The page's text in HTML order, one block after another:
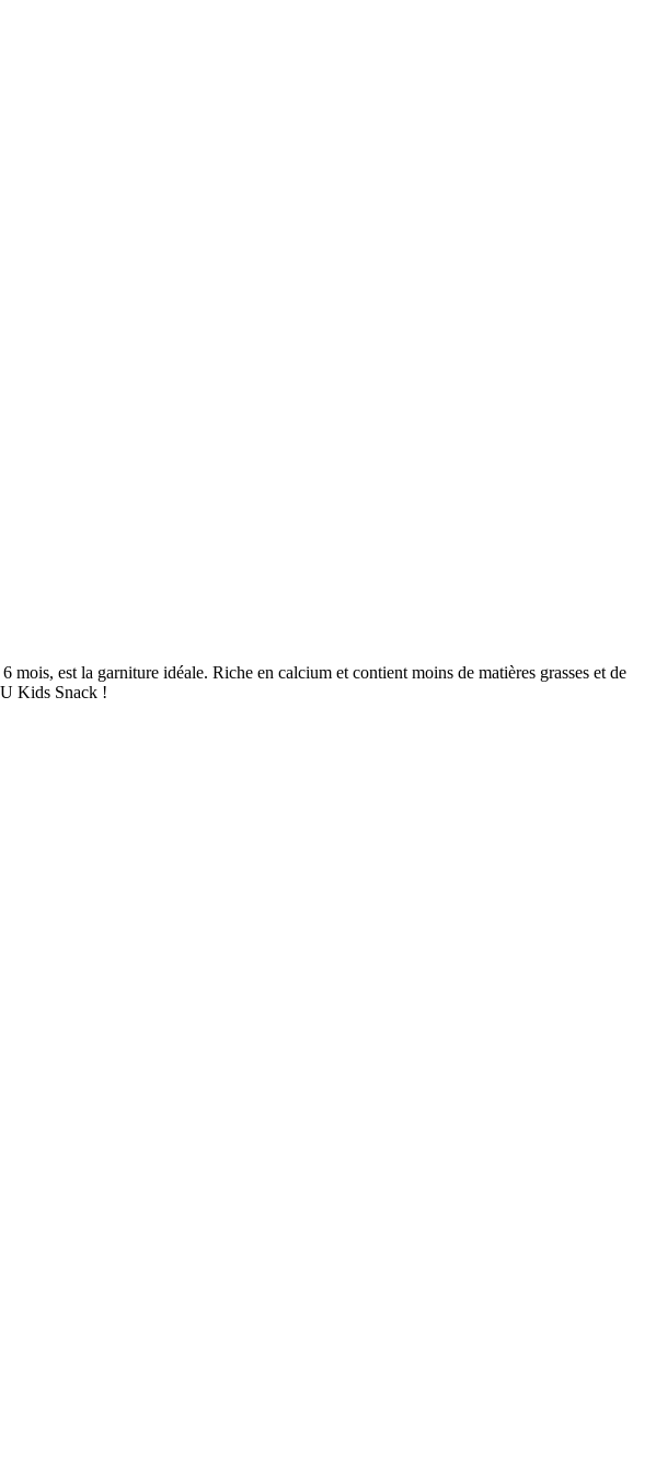
est la garniture idéale. Riche en calcium et contient moins de matières grasses et de
Kids Snack !